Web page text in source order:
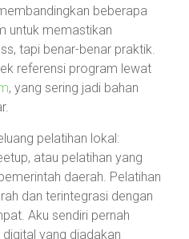
beberapa
untuk memastikan
tapi benar-benar praktik.
referensi program lewat
, yang sering jadi bahan
pelatihan lokal:
atau pelatihan yang
daerah. Pelatihan
dan terintegrasi dengan
Aku sendiri pernah
yang diadakan